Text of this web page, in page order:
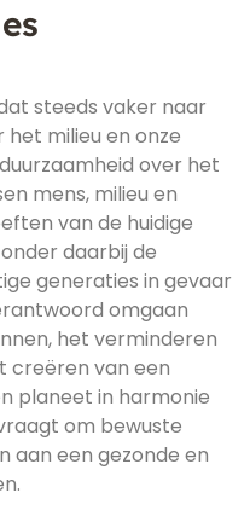
steeds vaker naar
het milieu en onze
over het
mens, milieu en
van de huidige
daarbij de
generaties in gevaar
omgaan
het verminderen
creëren van een
planeet in harmonie
om bewuste
aan een gezonde en